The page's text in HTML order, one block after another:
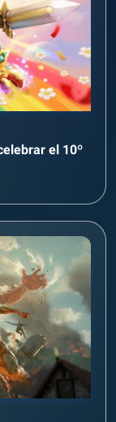
el 10º